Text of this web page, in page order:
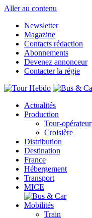
Aller au contenu
Newsletter
Magazine
Contacts rédaction
Abonnements
Devenez annonceur
Contacter la régie
Actualités
Production
Tour-opérateur
Croisière
Distribution
Destination
France
Hébergement
Transport
MICE
Mobilités
Train